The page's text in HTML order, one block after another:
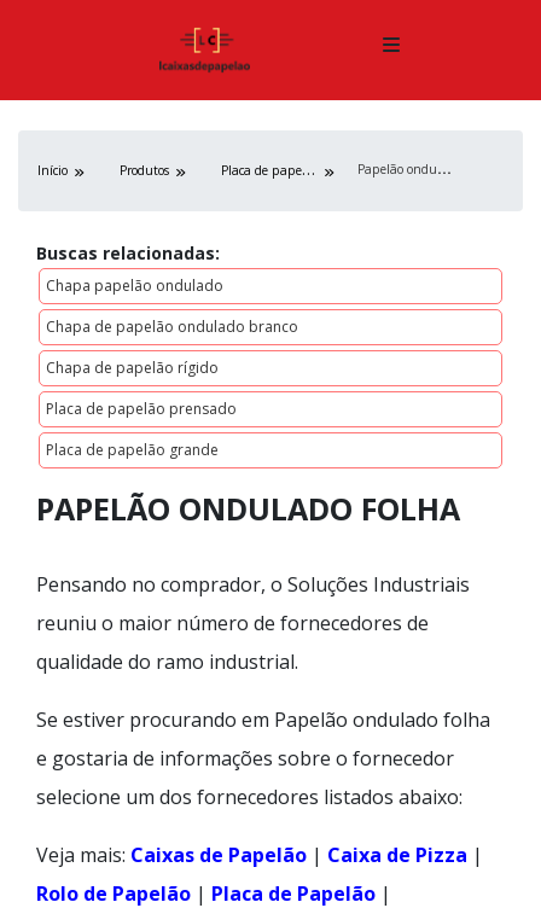
Início Produtos P
laca de papelão P
apelão ondulado folha
Buscas relacionadas:
Chapa papelão ondulado
Chapa de papelão ondulado branco
Chapa de papelão rígido
Placa de papelão prensado
Placa de papelão grande
PAPELÃO ONDULADO FOLHA
Pensando no comprador, o Soluções Industriais
reuniu o maior número de fornecedores de
qualidade do ramo industrial.
Se estiver procurando em Papelão ondulado folha
e gostaria de informações sobre o fornecedor
selecione um dos fornecedores listados abaixo:
Veja mais: Caixas de Papelão | Caixa de Pizza |
Rolo de Papelão | Placa de Papelão |